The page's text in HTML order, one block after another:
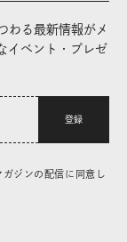
わる最新情報がメ
イベント・プレゼ
登録
ジンの配信に同意し